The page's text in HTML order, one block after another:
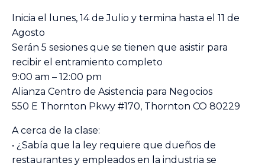
Inicia el lunes, 14 de Julio y termina hasta el 11 de
Agosto
Serán 5 sesiones que se tienen que asistir para
recibir el entramiento completo
9:00 am – 12:00 pm
Alianza Centro de Asistencia para Negocios
550 E Thornton Pkwy #170, Thornton CO 80229
A cerca de la clase:
• ¿Sabía que la ley requiere que dueños de
restaurantes y empleados en la industria se